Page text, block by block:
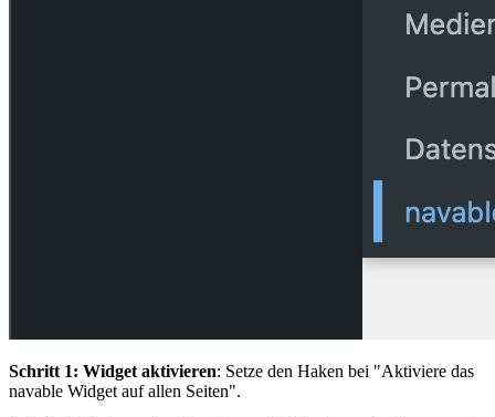
Schritt 1: Widget aktivieren: Setze den Haken bei "Aktiviere das
navable Widget auf allen Seiten".